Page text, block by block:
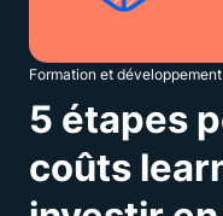
Formation et développement
5 étapes
coûts